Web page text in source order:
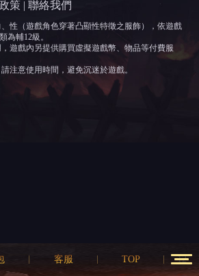
策 | 聯絡我們
性（遊戲角色穿著凸顯性特徵之服飾），依遊戲
為輔12級。
遊戲內另提供購買虛擬遊戲幣、物品等付費服
注意使用時間，避免沉迷於遊戲。
客服 TOP 12